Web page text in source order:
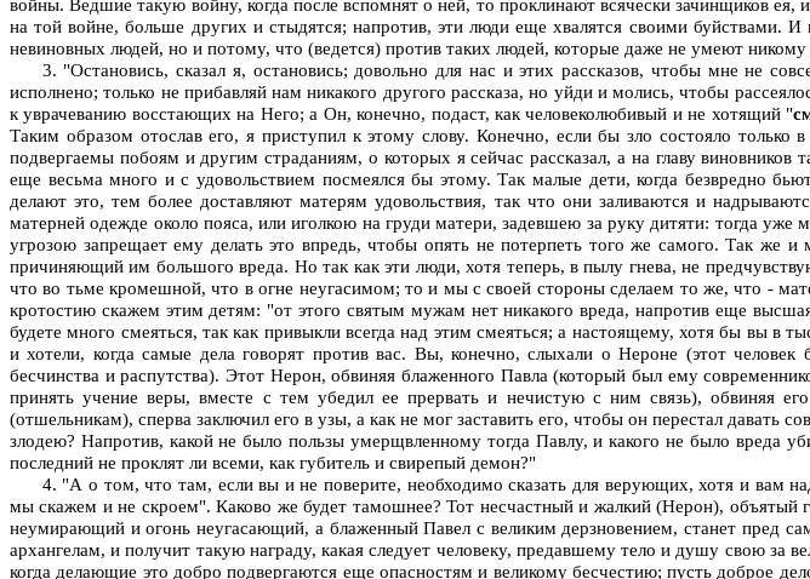
войны. Ведшие такую войну, когда после вспомнят о ней, то проклинают всячески зачинщиков
на той войне, больше других и стыдятся; напротив, эти люди еще хвалятся своими буйствами.
невиновных людей, но и потому, что (ведется) против таких людей, которые даже не умеют никому
3. "Остановись, сказал я, остановись; довольно для нас и этих рассказов, чтобы мне не
исполнено; только не прибавляй нам никакого другого рассказа, но уйди и молись, чтобы
к уврачеванию восстающих на Него; а Он, конечно, подаст, как человеколюбивый и не хотящий "
Таким образом отослав его, я приступил к этому слову. Конечно, если бы зло состояло
подвергаемы побоям и другим страданиям, о которых я сейчас рассказал, а на главу
еще весьма много и с удовольствием посмеялся бы этому. Так малые дети, когда безвредно
делают это, тем более доставляют матерям удовольствия, так что они заливаются и
матерней одежде около пояса, или иголкою на груди матери, задевшею за руку дитяти: тогда
угрозою запрещает ему делать это впредь, чтобы опять не потерпеть того же самого. Так же
причиняющий им большого вреда. Но так как эти люди, хотя теперь, в пылу гнева, не
что во тьме кромешной, что в огне неугасимом; то и мы с своей стороны сделаем то же, что -
кротостию скажем этим детям: "от этого святым мужам нет никакого вреда, напротив еще
будете много смеяться, так как привыкли всегда над этим смеяться; а настоящему, хотя бы вы
и хотели, когда самые дела говорят против вас. Вы, конечно, слыхали о Нероне (этот
бесчинства и распутства). Этот Нерон, обвиняя блаженного Павла (который был ему
принять учение веры, вместе с тем убедил ее прервать и нечистую с ним связь), обвиняя
(отшельникам), сперва заключил его в узы, а как не мог заставить его, чтобы он перестал давать
злодею? Напротив, какой не было пользы умерщвленному тогда Павлу, и какого не было вреда
последний не проклят ли всеми, как губитель и свирепый демон?"
4. "А о том, что там, если вы и не поверите, необходимо сказать для верующих, хотя и вам
мы скажем и не скроем". Каково же будет тамошнее? Тот несчастный и жалкий (Нерон),
неумирающий и огонь неугасающий, а блаженный Павел с великим дерзновением, станет пред
архангелам, и получит такую награду, какая следует человеку, предавшему тело и душу свою
когда делающие это добро подвергаются еще опасностям и великому бесчестию; пусть доброе